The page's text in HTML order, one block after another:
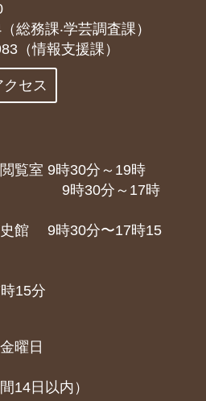
総務課‧学芸調査課）
情報支援課）
クセス
覧室 9時30分～19時
9時30分～17時
館 9時30分〜17時15
15分
曜日
14日以内）